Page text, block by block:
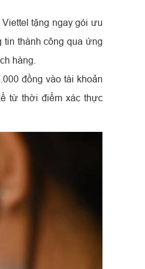
tặng ngay gói ưu
tin thành công qua ứng
hàng.
đồng vào tài khoản
từ thời điểm xác thực